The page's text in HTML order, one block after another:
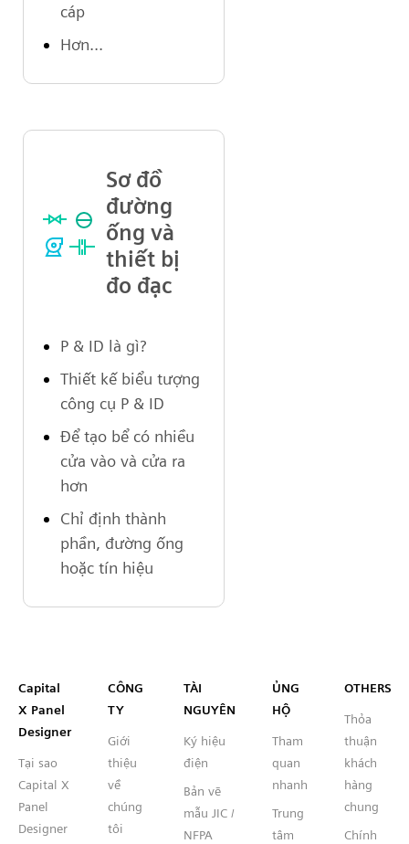
cáp
Hơn...
Sơ đồ
đường
ống và
thiết bị
đo đạc
P & ID là gì?
Thiết kế biểu tượng
công cụ P & ID
Để tạo bể có nhiều
cửa vào và cửa ra
hơn
Chỉ định thành
phần, đường ống
hoặc tín hiệu
Capital™ X Panel Designer
Capital
X Panel
Designer
Tại sao
Capital X
Panel
Designer
CÔNG
TY
Giới
thiệu
về
chúng
tôi
TÀI
NGUYÊN
Ký hiệu
điện
Bản vẽ
mẫu JIC /
NFPA
ỦNG
HỘ
Tham
quan
nhanh
Trung
tâm
OTHERS
Thỏa
thuận
khách
hàng
chung
Chính